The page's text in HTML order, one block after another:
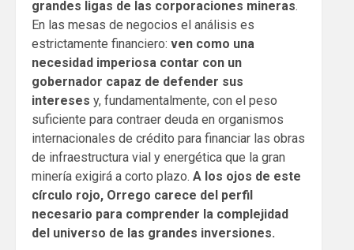
grandes ligas de las corporaciones mineras.
En las mesas de negocios el análisis es
estrictamente financiero: ven como una
necesidad imperiosa contar con un
gobernador capaz de defender sus
intereses y, fundamentalmente, con el peso
suficiente para contraer deuda en organismos
internacionales de crédito para financiar las obras
de infraestructura vial y energética que la gran
minería exigirá a corto plazo. A los ojos de este
círculo rojo, Orrego carece del perfil
necesario para comprender la complejidad
del universo de las grandes inversiones.